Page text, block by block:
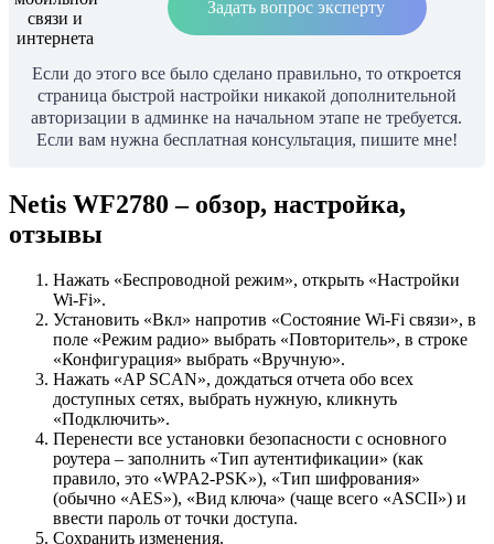
Задать вопрос эксперту
Если до этого все было сделано правильно, то откроется
страница быстрой настройки никакой дополнительной
авторизации в админке на начальном этапе не требуется.
Если вам нужна бесплатная консультация, пишите мне!
Netis WF2780 – обзор, настройка,
отзывы
Нажать «Беспроводной режим», открыть «Настройки
Wi-Fi».
Установить «Вкл» напротив «Состояние Wi-Fi связи», в
поле «Режим радио» выбрать «Повторитель», в строке
«Конфигурация» выбрать «Вручную».
Нажать «AP SCAN», дождаться отчета обо всех
доступных сетях, выбрать нужную, кликнуть
«Подключить».
Перенести все установки безопасности с основного
роутера – заполнить «Тип аутентификации» (как
правило, это «WPA2-PSK»), «Тип шифрования»
(обычно «AES»), «Вид ключа» (чаще всего «ASCII») и
ввести пароль от точки доступа.
Сохранить изменения.